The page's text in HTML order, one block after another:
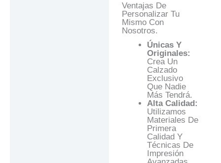
Ventajas De
Personalizar Tu
Mismo Con
Nosotros.
Únicas Y
Originales:
Crea Un
Calzado
Exclusivo
Que Nadie
Más Tendrá.
Alta Calidad:
Utilizamos
Materiales De
Primera
Calidad Y
Técnicas De
Impresión